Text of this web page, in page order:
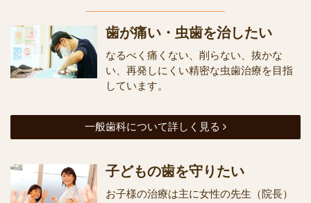
歯が痛い・虫歯を治したい
なるべく痛くない、削らない、抜かな
い、再発しにくい精密な虫歯治療を目指
しています。
一般歯科について詳しく見る
子どもの歯を守りたい
お子様の治療は主に女性の先生（院長）